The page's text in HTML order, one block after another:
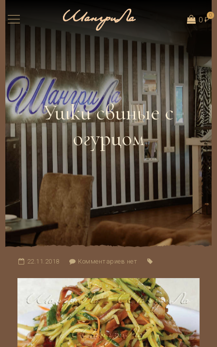
0
0 ₽
Ушки свиные с
огурцом
22.11.2018 Комментариев нет